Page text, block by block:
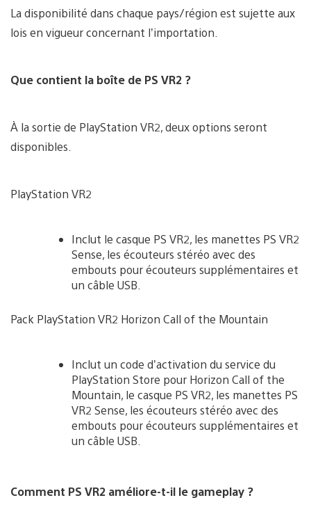
La disponibilité dans chaque pays/région est sujette aux
lois en vigueur concernant l’importation.
Que contient la boîte de PS VR2 ?
À la sortie de PlayStation VR2, deux options seront
disponibles.
PlayStation VR2
Inclut le casque PS VR2, les manettes PS VR2
Sense, les écouteurs stéréo avec des
embouts pour écouteurs supplémentaires et
un câble USB.
Pack PlayStation VR2 Horizon Call of the Mountain
Inclut un code d’activation du service du
PlayStation Store pour Horizon Call of the
Mountain, le casque PS VR2, les manettes PS
VR2 Sense, les écouteurs stéréo avec des
embouts pour écouteurs supplémentaires et
un câble USB.
and
download
download
Comment PS VR2 améliore-t-il le gameplay ?